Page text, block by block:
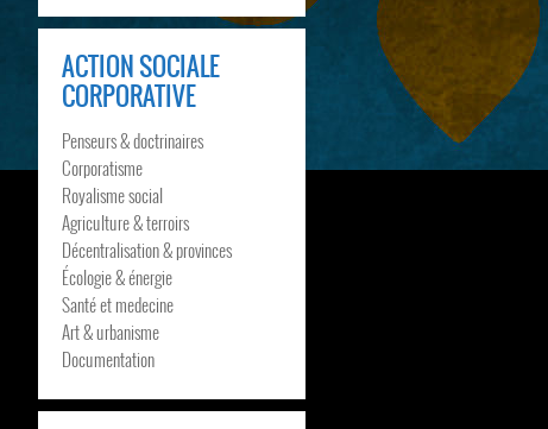
ACTION SOCIALE
CORPORATIVE
Penseurs & doctrinaires
Corporatisme
Royalisme social
Agriculture & terroirs
Décentralisation & provinces
Écologie & énergie
Santé et medecine
Art & urbanisme
Documentation